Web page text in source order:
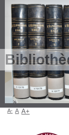
A- A A+